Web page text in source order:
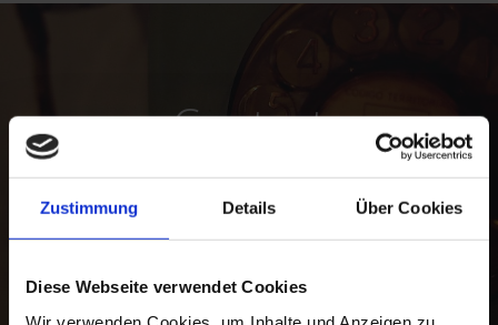
Zustimmung Details Über Cookies
Diese Webseite verwendet Cookies
Contact
Career